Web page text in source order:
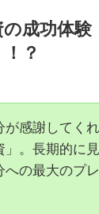
成功体験
？
が感謝してく
。長期的に見
への最大のプ